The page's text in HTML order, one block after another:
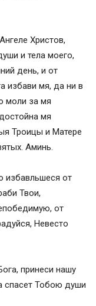
Христов,
и тела моего,
день, и от
избави мя, да ни в
моли за мя
мя
Троицы и Матере
Аминь.
избавльшеся от
Твои,
от
Невесто
принеси нашу
спасет Тобою души